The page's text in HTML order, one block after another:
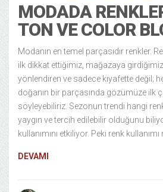
MODADA
TON VE COLOR
Modanın en temel parçasıdır renkler.
ilk dikkat ettiğimiz, mağazaya
yönlendiren ve sadece kıyafette değil;
doğanın bir parçasında gözümüze ilk
söyleyebiliriz. Sezonun trendi hangi
yaygın ve tercih edilebilir olduğunu
kullanımını etkiliyor. Peki renk
DEVAMI